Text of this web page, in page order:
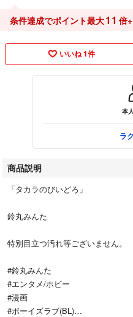
条件達成でポイント最大11 倍+
いいね 1件
本
ラ
商品説明
「タカラのびいどろ」
鈴丸みんた
特別目立つ汚れ等ございません。
#鈴丸みんた
#エンタメ/ホビー
#漫画
#ボーイズラブ(BL)